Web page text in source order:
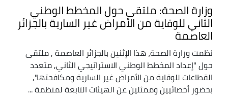
وزارة الصحة: ملتقى حول المخطط الوطني
الثاني للوقاية من الأمراض غير السارية بالجزائر
العاصمة
نظمت وزارة الصحة، هذا الإثنين بالجزائر العاصمة , ملتقى
حول "إعداد المخطط الوطني الاستراتيجي الثاني, متعدد
القطاعات للوقاية من الأمراض غير السارية ومكافحتها",
بحضور أخصائيين وممثلين عن الهيئات التابعة لمنظمة ...